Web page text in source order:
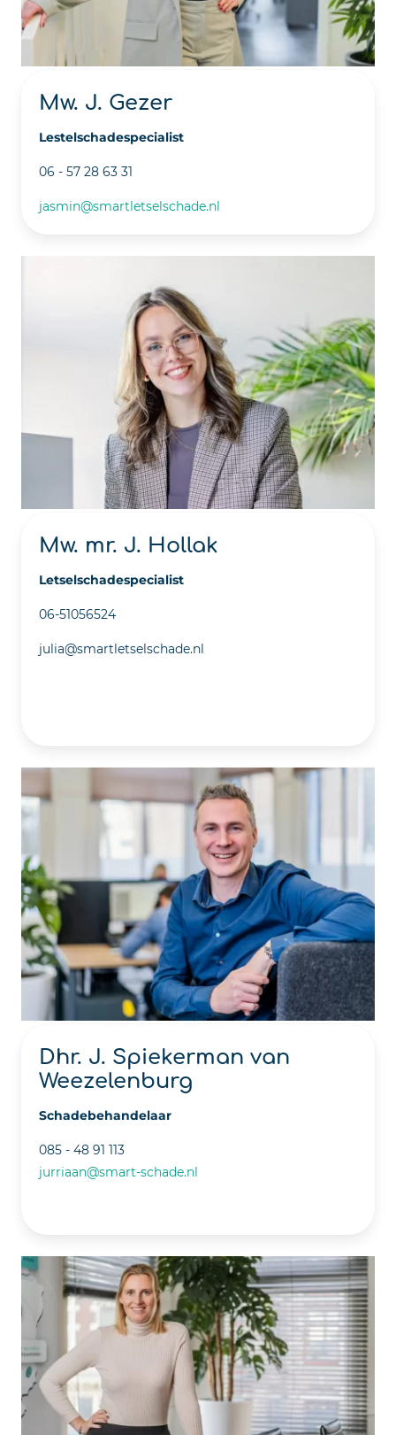
Mw. J. Gezer
Lestelschadespecialist
06 - 57 28 63 31
jasmin@smartletselschade.nl
Mw. mr. J. Hollak
Letselschadespecialist
06-51056524
julia@smartletselschade.nl
Dhr. J. Spiekerman van
Weezelenburg
Schadebehandelaar
085 - 48 91 113
jurriaan@smart-schade.nl